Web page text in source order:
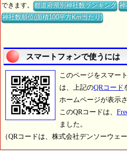
できます。都道府県別神社数ランキング 神
神社数順位(面積100平方Km当たり)
スマートフォンで使うには
このページをスマー
は、上記のQRコード
ホームページが表示
このQRコードは、
ました。
（QRコードは、株式会社デンソーウェ